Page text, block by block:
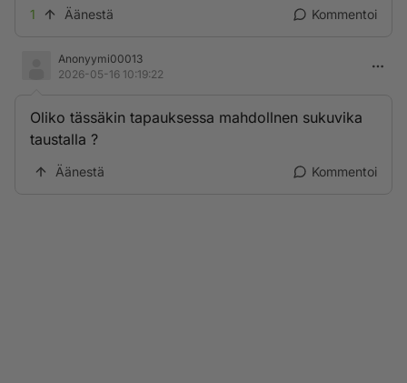
1 Äänestä Kommentoi
Anonyymi00013
2026-05-16 10:19:22
Oliko tässäkin tapauksessa mahdollnen sukuvika
taustalla ?
Äänestä Kommentoi